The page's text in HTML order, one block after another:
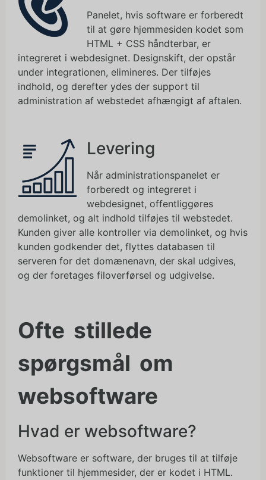
Panelet, hvis software er forberedt
til at gøre hjemmesiden kodet som
HTML + CSS håndterbar, er
integreret i webdesignet. Designskift, der opstår
under integrationen, elimineres. Der tilføjes
indhold, og derefter ydes der support til
administration af webstedet afhængigt af aftalen.
Levering
Når administrationspanelet er
forberedt og integreret i
webdesignet, offentliggøres
demolinket, og alt indhold tilføjes til webstedet.
Kunden giver alle kontroller via demolinket, og hvis
kunden godkender det, flyttes databasen til
serveren for det domænenavn, der skal udgives,
og der foretages filoverførsel og udgivelse.
Ofte stillede
spørgsmål om
websoftware
Hvad er websoftware?
Websoftware er software, der bruges til at tilføje
funktioner til hjemmesider, der er kodet i HTML.